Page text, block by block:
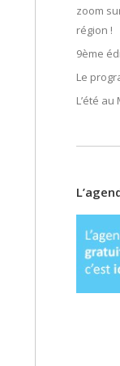
zoom
région !
9ème
Le
L’été